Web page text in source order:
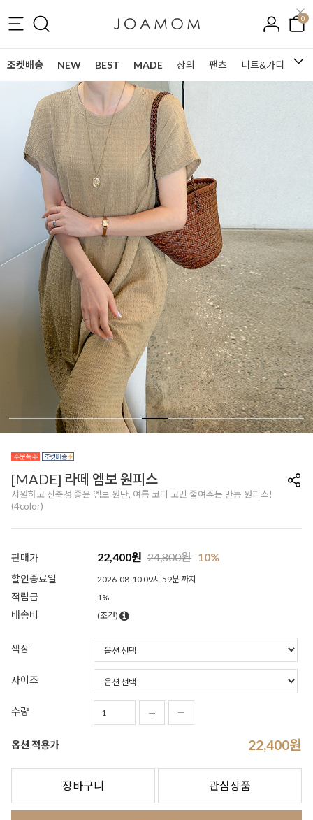
0
조켓배송 NEW BEST MADE 상의 팬츠 니트&가디건
[MADE] 라떼 엠보 원피스
시원하고 신축성 좋은 엠보 원단, 여름 코디 고민 줄여주는 만능 원피스!
(4color)
판매가 22,400원 24,800원 10%
할인종료일 2026-08-10 09시 59분 까지
적립금 1%
배송비 (조건)
색상
사이즈
수량
옵션 적용가 22,400원
장바구니 관심상품